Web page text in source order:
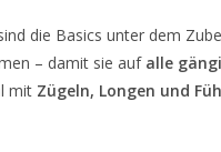
die Basics unter dem
– damit sie auf alle
mit Zügeln, Longen und